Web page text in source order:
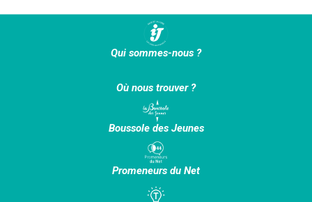
Qui sommes-nous ?
Où nous trouver ?
Boussole des Jeunes
Promeneurs du Net